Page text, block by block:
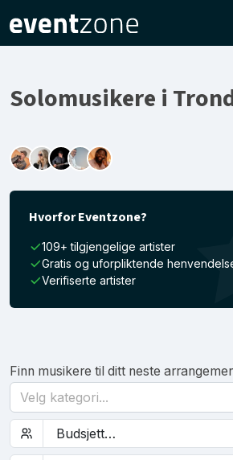
Solomusikere i
Hvorfor Eventzone?
109+ tilgjengelige artister
Gratis og uforpliktende
Verifiserte artister
Finn musikere til ditt neste
Velg kategori...